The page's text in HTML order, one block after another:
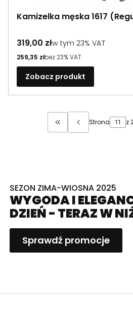
Kamizelka męska 1617
Cena brutto
319,00 złw tym %s VAT
w tym 23% VAT
Cena netto
259,35 złbez 23% VAT
Zobacz produkt
Wróć do pierwszej
Strona z
SEZON ZIMA-WIOSNA 2025
WYGODA I
DZIEŃ - TERAZ W
Sprawdź promocje